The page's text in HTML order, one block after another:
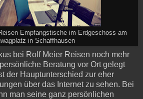
Empfangstische im Erdgeschoss am
in Schaffhausen
bei Rolf Meier Reisen noch mehr
Beratung vor Ort gelegt
der Hauptunterschied zur eher
über das Internet zu sehen. Bei
man seine ganz persönlichen